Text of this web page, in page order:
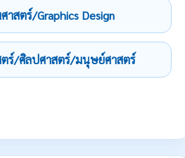
าสตร์/Graphics Design
ตร์/ศิลปศาสตร์/มนุษย์ศาสตร์